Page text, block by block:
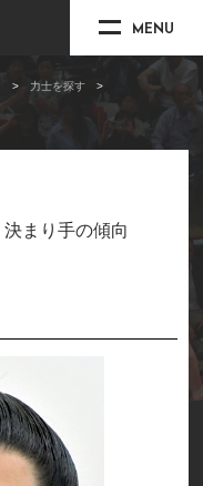
MENU
力士を探す
決まり手の傾向